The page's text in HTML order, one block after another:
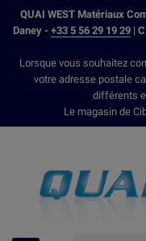
QUAI WEST Matériaux
Daney - +33 5 56 29 19 29|
Lorsque vous souhaitez
votre adresse postale
différents
Le magasin de